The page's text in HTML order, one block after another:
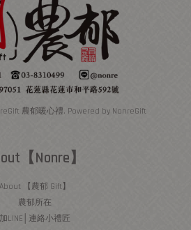
農郁暖心禮. Powered by NonreGift
【Nonre】
About 【農郁 Gift】
農郁所在
加LINE│連絡小禮匠